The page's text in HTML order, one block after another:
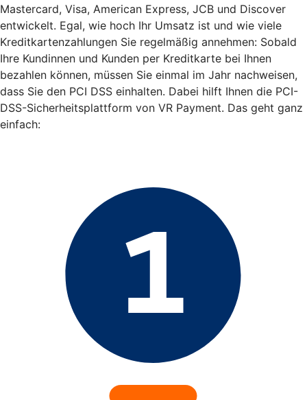
Mastercard, Visa, American Express, JCB und Discover
entwickelt. Egal, wie hoch Ihr Umsatz ist und wie viele
Kreditkartenzahlungen Sie regelmäßig annehmen: Sobald
Ihre Kundinnen und Kunden per Kreditkarte bei Ihnen
bezahlen können, müssen Sie einmal im Jahr nachweisen,
dass Sie den PCI DSS einhalten. Dabei hilft Ihnen die PCI-
DSS-Sicherheitsplattform von VR Payment. Das geht ganz
einfach: